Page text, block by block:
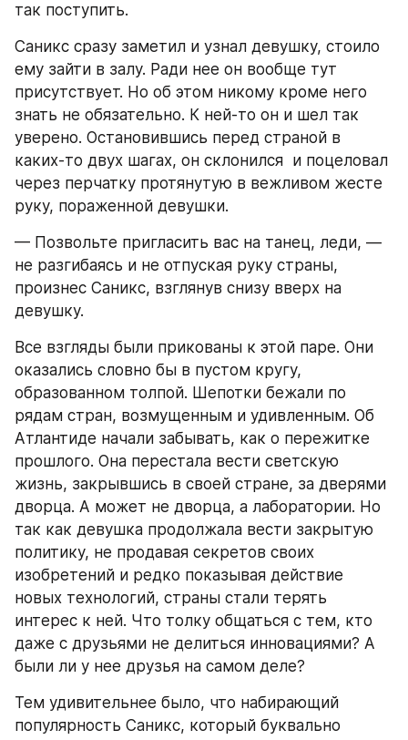
так поступить.
Саникс сразу заметил и узнал девушку, стоило
ему зайти в залу. Ради нее он вообще тут
присутствует. Но об этом никому кроме него
знать не обязательно. К ней-то он и шел так
уверено. Остановившись перед страной в
каких-то двух шагах, он склонился  и поцеловал
через перчатку протянутую в вежливом жесте
руку, пораженной девушки.
— Позвольте пригласить вас на танец, леди, —
не разгибаясь и не отпуская руку страны,
произнес Саникс, взглянув снизу вверх на
девушку.
Все взгляды были прикованы к этой паре. Они
оказались словно бы в пустом кругу,
образованном толпой. Шепотки бежали по
рядам стран, возмущенным и удивленным. Об
Атлантиде начали забывать, как о пережитке
прошлого. Она перестала вести светскую
жизнь, закрывшись в своей стране, за дверями
дворца. А может не дворца, а лаборатории. Но
так как девушка продолжала вести закрытую
политику, не продавая секретов своих
изобретений и редко показывая действие
новых технологий, страны стали терять
интерес к ней. Что толку общаться с тем, кто
даже с друзьями не делиться инновациями? А
были ли у нее друзья на самом деле?
Тем удивительнее было, что набирающий
популярность Саникс, который буквально